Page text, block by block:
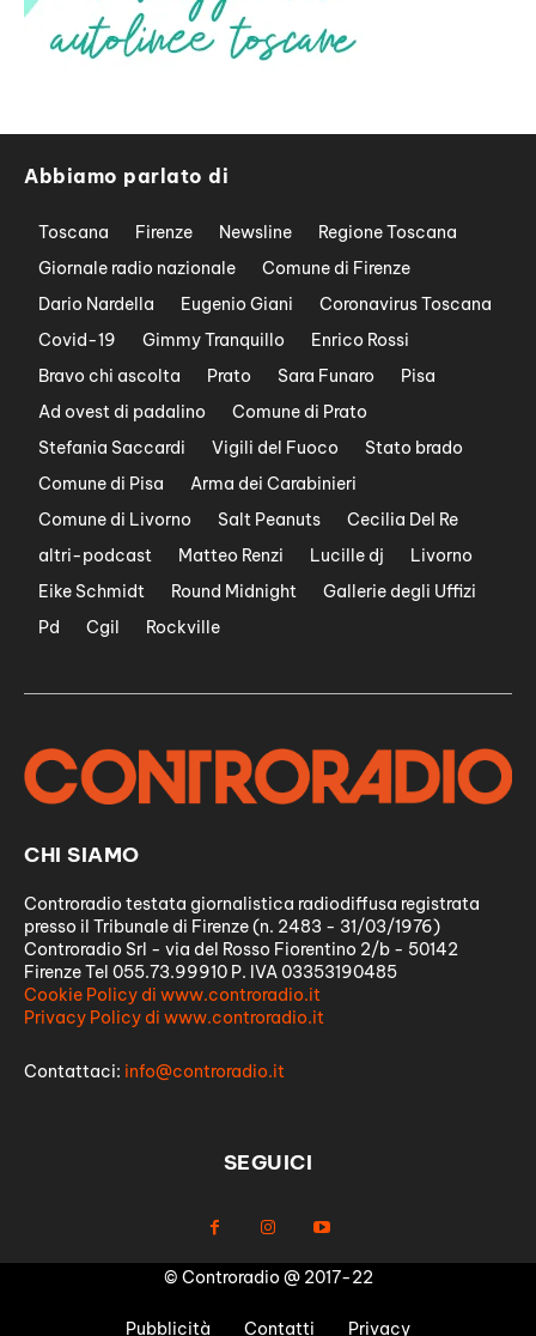
Abbiamo parlato di
Toscana Firenze Newsline
Regione Toscana
Giornale radio nazionale
Comune di Firenze
Dario Nardella
Eugenio Giani
Coronavirus Toscana
Covid-19
Gimmy Tranquillo
Enrico Rossi
Bravo chi ascolta
Prato Sara Funaro
Pisa
Ad ovest di padalino
Comune di Prato
Stefania Saccardi
Vigili del Fuoco
Stato brado
Comune di Pisa
Arma dei Carabinieri
Comune di Livorno
Salt Peanuts
Cecilia Del Re
altri-podcast
Matteo Renzi Lucille dj
Livorno
Eike Schmidt
Round Midnight
Gallerie degli Uffizi
Pd
Cgil Rockville
CHI SIAMO
Controradio testata giornalistica radiodiffusa registrata
presso il Tribunale di Firenze (n. 2483 - 31/03/1976)
Controradio Srl - via del Rosso Fiorentino 2/b - 50142
Firenze Tel 055.73.99910 P. IVA 03353190485
Cookie Policy di www.controradio.it
Privacy Policy di www.controradio.it
Contattaci: info@controradio.it
SEGUICI
© Controradio @ 2017-22
Pubblicità Contatti Privacy